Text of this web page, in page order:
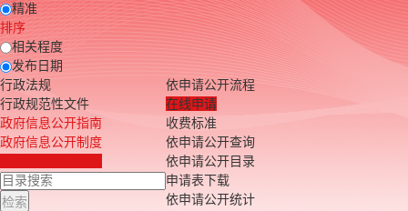
精准
排序
相关程度
发布日期
行政法规
行政规范性文件
政府信息公开指南
政府信息公开制度
依申请公开流程
在线申请
收费标准
依申请公开查询
依申请公开目录
申请表下载
依申请公开统计